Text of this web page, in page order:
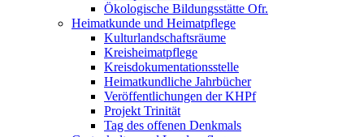
Ökologische Bildungsstätte Ofr.
Heimatkunde und Heimatpflege
Kulturlandschaftsräume
Kreisheimatpflege
Kreisdokumentationsstelle
Heimatkundliche Jahrbücher
Veröffentlichungen der KHPf
Projekt Trinität
Tag des offenen Denkmals